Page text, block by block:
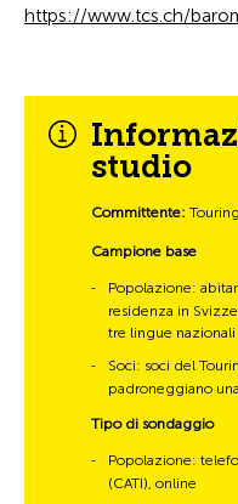
https://www.tcs.ch/
studio
Committente:
Campione base
-
Popolazione:
residenza in
tre lingue nazionali
-
Soci: soci del
padroneggiano
Tipo di sondaggio
-
Popolazione:
(CATI), online